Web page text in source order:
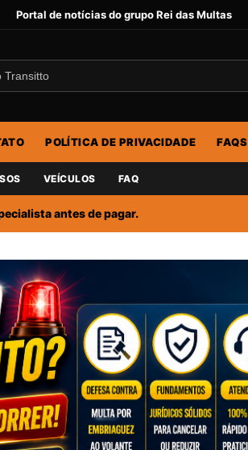
Portal de notícias do grupo Rei das Multas
POLÍTICA DE PRIVACIDADE FAQS
VEÍCULOS FAQ
antes de pagar.